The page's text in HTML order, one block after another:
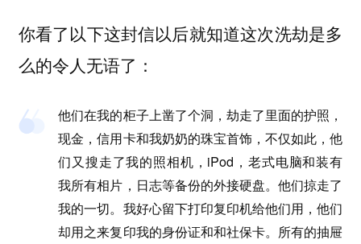
你看了以下这封信以后就知道这次洗劫是多
么的令人无语了：
他们在我的柜子上凿了个洞，劫走了里面的护照，
现金，信用卡和我奶奶的珠宝首饰，不仅如此，他
们又搜走了我的照相机，iPod，老式电脑和装有
我所有相片，日志等备份的外接硬盘。他们掠走了
我的一切。我好心留下打印复印机给他们用，他们
却用之来复印我的身份证和和社保卡。所有的抽屉